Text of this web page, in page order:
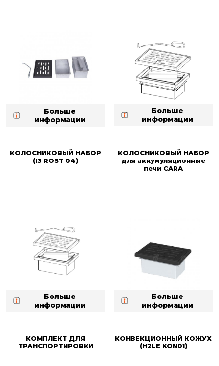
Больше
информации
Больше
информации
КОЛОСНИКОВЫЙ НАБОР
(I3 ROST 04)
Больше
информации
КОЛОСНИКОВЫЙ НАБОР
для аккумуляционные
печи CARA
Больше
информации
КОМПЛЕКТ ДЛЯ
ТРАНСПОРТИРОВКИ
КОНВЕКЦИОННЫЙ КОЖУХ
(H2LE KON01)